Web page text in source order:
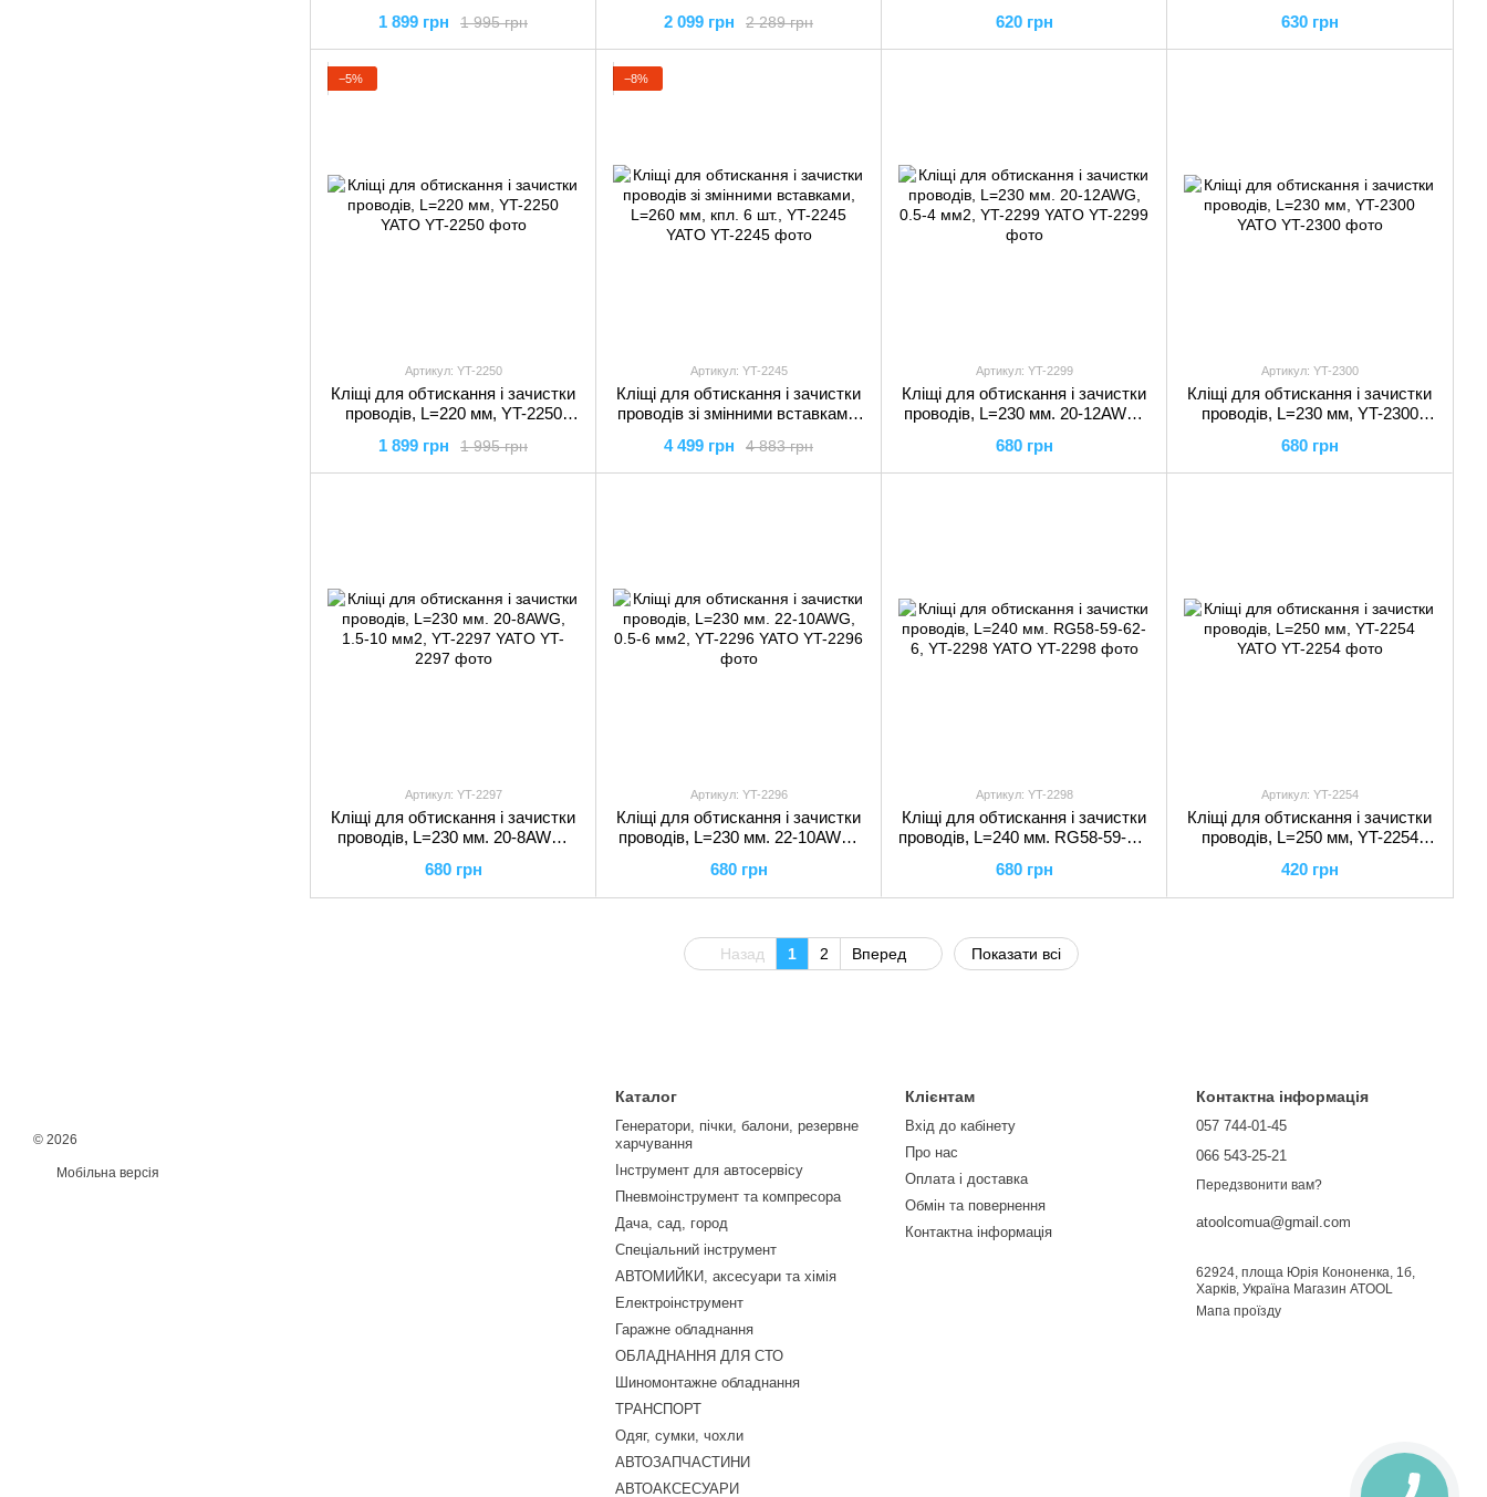
1 995 грн
1 899 грн 2 289 грн
2 099 грн 620 грн 630 грн
−5%
Артикул: YT-2250
Кліщі для обтискання і зачистки
проводів, L=220 мм, YT-2250
1 995 грн
1 899 грн
−8%
Артикул: YT-2245
Кліщі для обтискання і зачистки
проводів зі змінними вставками,
YATO4 883 грн
4 499 грн
Артикул: YT-2299
Кліщі для обтискання і зачистки
проводів, L=230 мм. 20-12AWG,
680 грн
Артикул: YT-2300
Кліщі для обтискання і зачистки
проводів, L=230 мм, YT-2300
680 грн
Артикул: YT-2297
Кліщі для обтискання і зачистки
проводів, L=230 мм. 20-8AWG,
680 грн
Артикул: YT-2296
Кліщі для обтискання і зачистки
проводів, L=230 мм. 22-10AWG,
680 грн
Артикул: YT-2298
Кліщі для обтискання і зачистки
проводів, L=240 мм. RG58-59-62-
680 грн
Артикул: YT-2254
Кліщі для обтискання і зачистки
проводів, L=250 мм, YT-2254
420 грн
Назад 1 2 Вперед Показати всі
© 2026
Мобільна версія
Каталог
Генератори, пічки, балони, резервне
харчування
Інструмент для автосервісу
Пневмоінструмент та компресора
Дача, сад, город
Спеціальний інструмент
АВТОМИЙКИ, аксесуари та хімія
Електроінструмент
Гаражне обладнання
ОБЛАДНАННЯ ДЛЯ СТО
Шиномонтажне обладнання
ТРАНСПОРТ
Одяг, сумки, чохли
АВТОЗАПЧАСТИНИ
АВТОАКСЕСУАРИ
Клієнтам
Вхід до кабінету
Про нас
Оплата і доставка
Обмін та повернення
Контактна інформація
Контактна інформація
057 744-01-45
066 543-25-21
Передзвонити вам?
atoolcomua@gmail.com
62924, площа Юрія Кононенка, 1б,
Харків, Україна Магазин ATOOL
Мапа проїзду